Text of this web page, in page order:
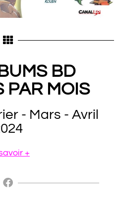
BD
PAR MOIS
- Mars - Avril
+